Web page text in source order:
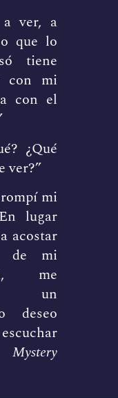
ver, a
que lo
tiene
con mi
con el
¿Qué
ver?”
mi
lugar
acostar
de mi
me
un
deseo